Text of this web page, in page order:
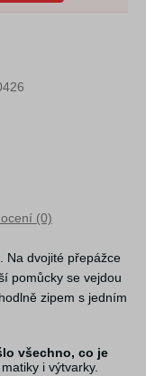
(0)
Na dvojité přepážce
pomůcky se vejdou
zipem s jedním
všechno, co je
i výtvarky.